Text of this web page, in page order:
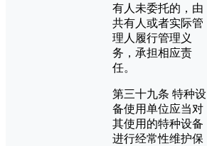
有人未委托的，由
共有人或者实际管
理人履行管理义
务，承担相应责
任。
第三十九条 特种设
备使用单位应当对
其使用的特种设备
进行经常性维护保